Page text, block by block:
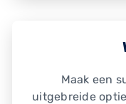
Maak een
uitgebreide